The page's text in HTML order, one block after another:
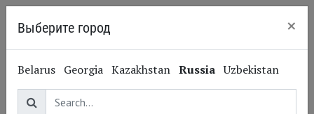
Выберите город ×
Belarus Georgia Kazakhstan Russia Uzbekistan